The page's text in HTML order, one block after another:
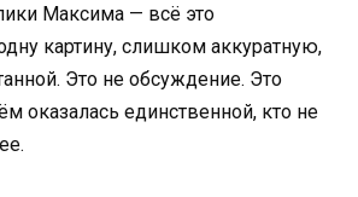
Максима — всё это
картину, слишком аккуратную,
Это не обсуждение. Это
оказалась единственной, кто не